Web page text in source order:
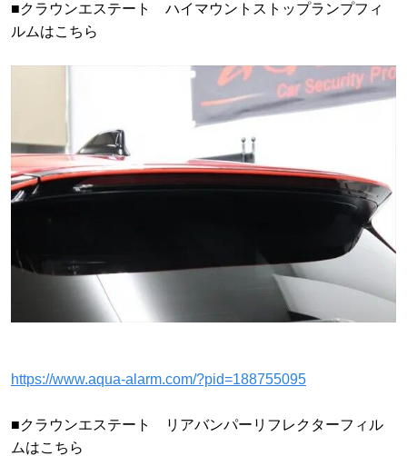
■クラウンエステート ハイマウントストップランプフィ
ルムはこちら
https://www.aqua-alarm.com/?pid=188755095
■クラウンエステート リアバンパーリフレクターフィル
ムはこちら